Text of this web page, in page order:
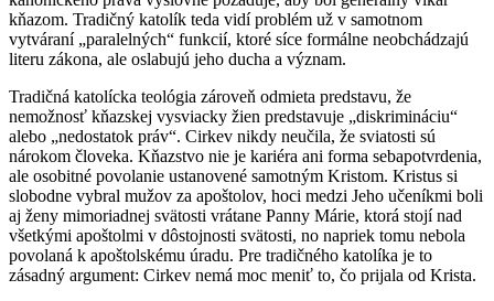
kňazom. Tradičný katolík teda vidí problém už v samotnom
vytváraní „paralelných“ funkcií, ktoré síce formálne neobchádzajú
literu zákona, ale oslabujú jeho ducha a význam.
Tradičná katolícka teológia zároveň odmieta predstavu, že
nemožnosť kňazskej vysviacky žien predstavuje „diskrimináciu“
alebo „nedostatok práv“. Cirkev nikdy neučila, že sviatosti sú
nárokom človeka. Kňazstvo nie je kariéra ani forma sebapotvrdenia,
ale osobitné povolanie ustanovené samotným Kristom. Kristus si
slobodne vybral mužov za apoštolov, hoci medzi Jeho učeníkmi boli
aj ženy mimoriadnej svätosti vrátane Panny Márie, ktorá stojí nad
všetkými apoštolmi v dôstojnosti svätosti, no napriek tomu nebola
povolaná k apoštolskému úradu. Pre tradičného katolíka je to
zásadný argument: Cirkev nemá moc meniť to, čo prijala od Krista.